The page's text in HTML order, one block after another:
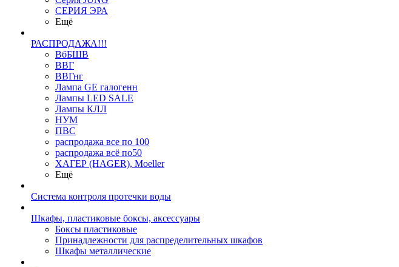
СЕРИЯ ЭРА
Ещё
РАСПРОДАЖА!!!
ВбБШВ
ВВГ
ВВГнг
Лампа GE галогенн
Лампы LED SALE
Лампы КЛЛ
НУМ
ПВС
распродажа все по 100
распродажа всё по50
ХАГЕР (HAGER), Moeller
Ещё
Система контроля протечки воды
Шкафы, пластиковые боксы, аксессуары
Боксы пластиковые
Принадлежности для распределительных шкафов
Шкафы металлические